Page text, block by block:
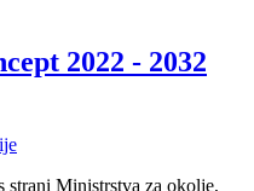
2022 - 2032
strani Ministrstva za okolje,